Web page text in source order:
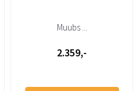
Muubs ...
2.359,-